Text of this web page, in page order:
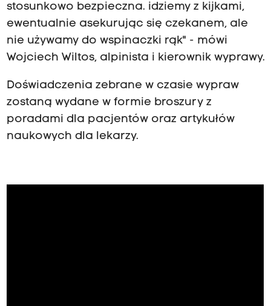
stosunkowo bezpieczna. idziemy z kijkami,
ewentualnie asekurując się czekanem, ale
nie używamy do wspinaczki rąk" - mówi
Wojciech Wiltos, alpinista i kierownik wyprawy.
Doświadczenia zebrane w czasie wypraw
zostaną wydane w formie broszury z
poradami dla pacjentów oraz artykułów
naukowych dla lekarzy.